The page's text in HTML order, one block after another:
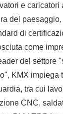
e caricatori
del paesaggio,
di
come
del settore
KMX impiega
tra cui
CNC,